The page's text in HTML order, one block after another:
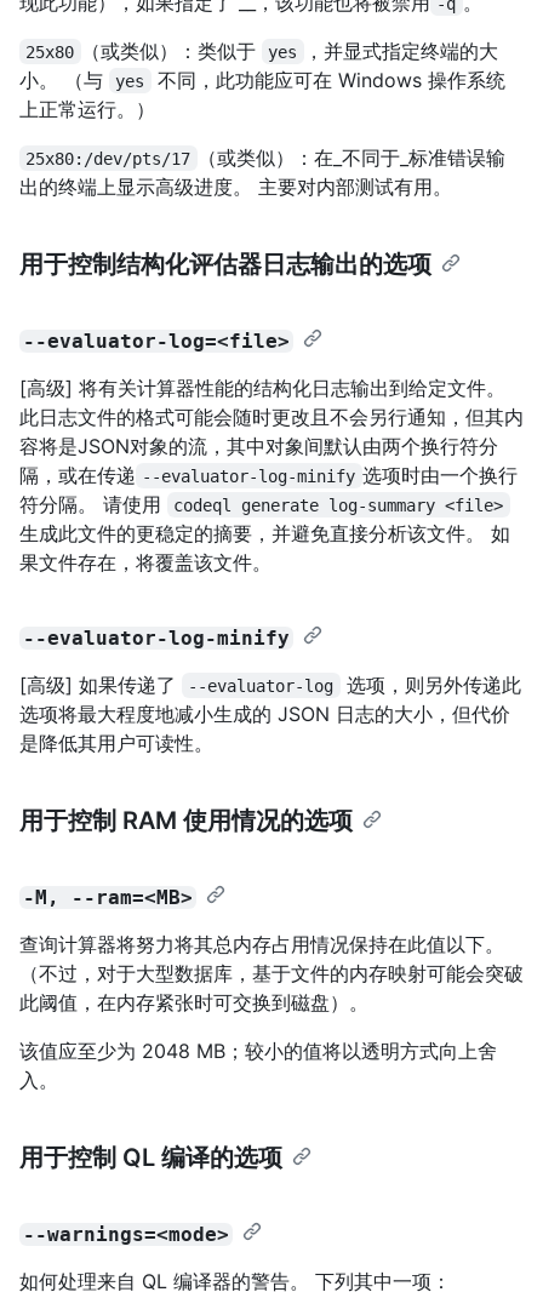
25x80 （或类似）：类似于 yes
，并显式指定终端的大
小。 （与
yes
不同，此功能应可在 Windows 操作系统
上正常运行。）
25x80:/dev/pts/17
（或类似）：在_不同于_标准错误输
出的终端上显示高级进度。 主要对内部测试有用。
用于控制结构化评估器日志输出的选项
--evaluator-log=<file>
[高级] 将有关计算器性能的结构化日志输出到给定文件。
此日志文件的格式可能会随时更改且不会另行通知，但其内
容将是JSON对象的流，其中对象间默认由两个换行符分
隔，或在传递 --evaluator-log-minify 选项时由一个换行
符分隔。 请使用
codeql generate log-summary <file>
生成此文件的更稳定的摘要，并避免直接分析该文件。 如
果文件存在，将覆盖该文件。
--evaluator-log-minify
[高级] 如果传递了 --evaluator-log
选项，则另外传递此
选项将最大程度地减小生成的 JSON 日志的大小，但代价
是降低其用户可读性。
用于控制 RAM 使用情况的选项
-M, --ram=<MB>
查询计算器将努力将其总内存占用情况保持在此值以下。
（不过，对于大型数据库，基于文件的内存映射可能会突破
此阈值，在内存紧张时可交换到磁盘）。
该值应至少为 2048 MB；较小的值将以透明方式向上舍
入。
用于控制 QL 编译的选项
--warnings=<mode>
如何处理来自 QL 编译器的警告。 下列其中一项：